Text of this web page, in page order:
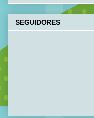
SEGUIDORES